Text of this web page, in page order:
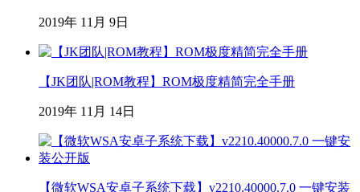
2019年 11月 9日
【JK团队|ROM教程】ROM极度精简完全手册
2019年 11月 14日
【微软WSA安卓子系统下载】v2210.40000.7.0 一键安装